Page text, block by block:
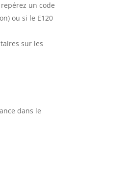
un code
ou si le E120
sur les
dans le